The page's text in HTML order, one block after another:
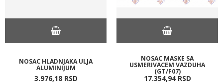
NOSAC HLADNJAKA ULJA
ALUMINIJUM
3.976,18 RSD
NOSAC MASKE SA
USMERIVACEM VAZDUHA
(GT/F07)
17.354,94 RSD